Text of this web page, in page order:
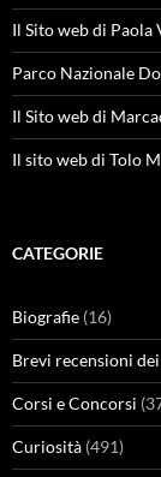
Il Sito web di Paola
Parco Nazionale
Il Sito web di
Il sito web di Tolo
CATEGORIE
Biografie (16)
Brevi recensioni
Corsi e Concorsi
Curiosità (491)